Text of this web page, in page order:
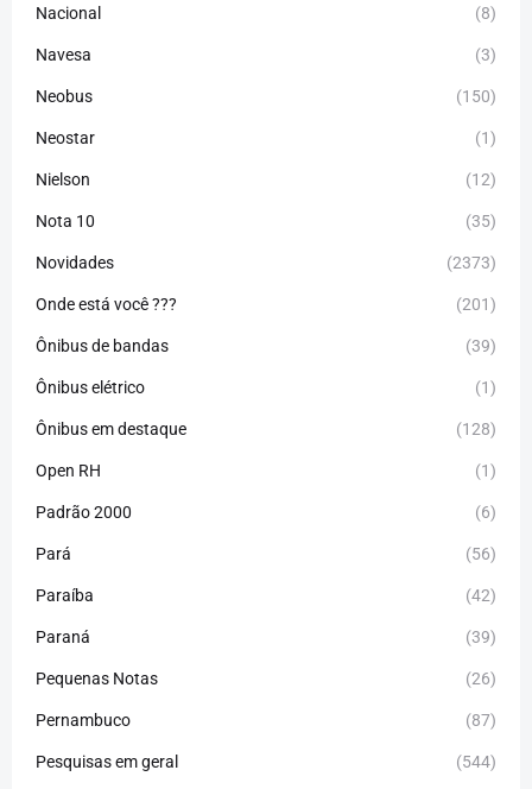
Nacional (8)
Navesa (3)
Neobus (150)
Neostar (1)
Nielson (12)
Nota 10 (35)
Novidades (2373)
Onde está você ??? (201)
Ônibus de bandas (39)
Ônibus elétrico (1)
Ônibus em destaque (128)
Open RH (1)
Padrão 2000 (6)
Pará (56)
Paraíba (42)
Paraná (39)
Pequenas Notas (26)
Pernambuco (87)
Pesquisas em geral (544)